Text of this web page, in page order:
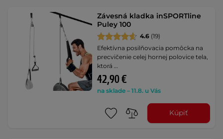
Závesná kladka inSPORTline
Puley 100
4.6 (19)
Efektívna posilňovacia pomôcka na
precvičenie celej hornej polovice tela,
ktorá …
42,90 €
na sklade – 11.8. u Vás
Kúpiť